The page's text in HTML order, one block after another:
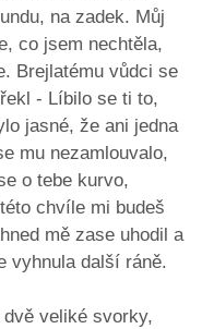
na zadek. Můj
co jsem nechtěla,
Brejlatému vůdci se
- Líbilo se ti to,
jasné, že ani jedna
mu nezamlouvalo,
o tebe kurvo,
chvíle mi budeš
mě zase uhodil a
vyhnula další ráně.
veliké svorky,